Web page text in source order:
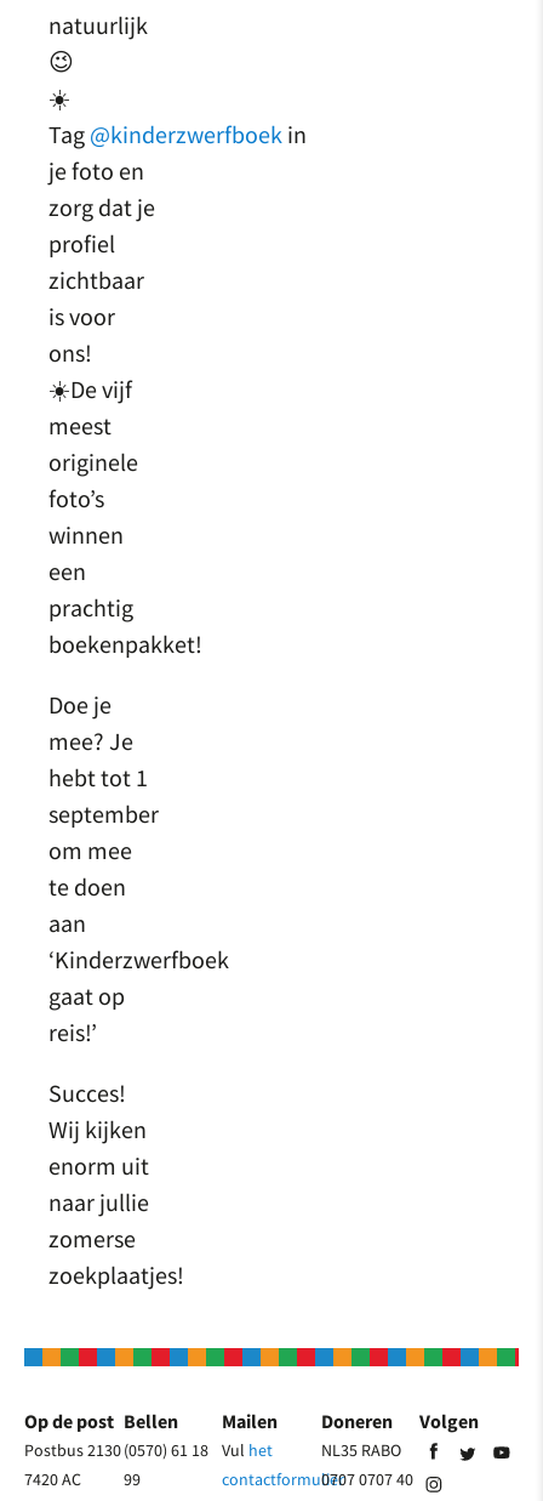
natuurlijk
😉
☀️
Tag @kinderzwerfboek in
je foto en
zorg dat je
profiel
zichtbaar
is voor
ons!
☀️De vijf
meest
originele
foto’s
winnen
een
prachtig
boekenpakket!
Doe je
mee? Je
hebt tot 1
september
om mee
te doen
aan
‘Kinderzwerfboek
gaat op
reis!’
Succes!
Wij kijken
enorm uit
naar jullie
zomerse
zoekplaatjes!
Op de post
Postbus 2130
7420 AC
Bellen
(0570) 61 18
99
Mailen
Vul het
contactformulier
Doneren
NL35 RABO
0707 0707 40
Volgen